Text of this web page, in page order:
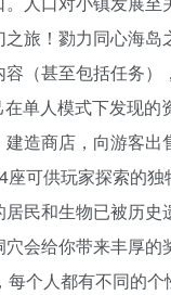
旅！勠力同心海岛
（甚至包括任务）
单人模式下发现的
造商店，向游客出
可供玩家探索的独
民和生物已被历史
会给你带来丰厚的
个人都有不同的